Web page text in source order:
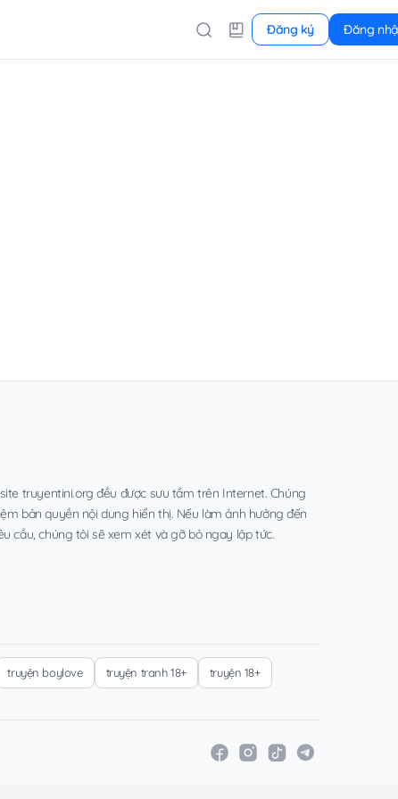
Đăng ký Đăng
truyentini.org đều được sưu tầm trên Internet. Chúng
bản quyền nội dung hiển thị. Nếu làm ảnh hưởng đến
cầu, chúng tôi sẽ xem xét và gỡ bỏ ngay lập tức.
truyện boylove truyện tranh 18+ truyện 18+